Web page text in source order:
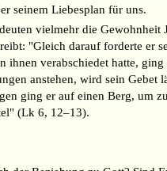
seinem Liebesplan für uns.
vielmehr die Gewohnheit
"Gleich darauf forderte er
verabschiedet hatte,
anstehen, wird sein Gebet
ging er auf einen Berg, um
(Lk 6, 12–13).